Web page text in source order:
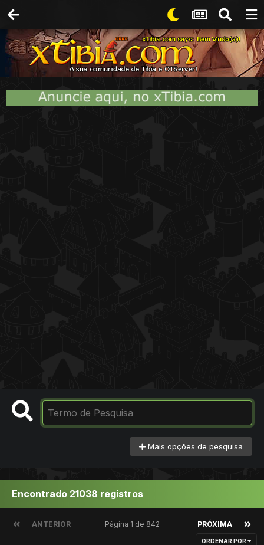
Mais opções de pesquisa
Encontrado 21038 registros
ANTERIOR PRÓXIMA
Página 1 de 842
ORDENAR POR